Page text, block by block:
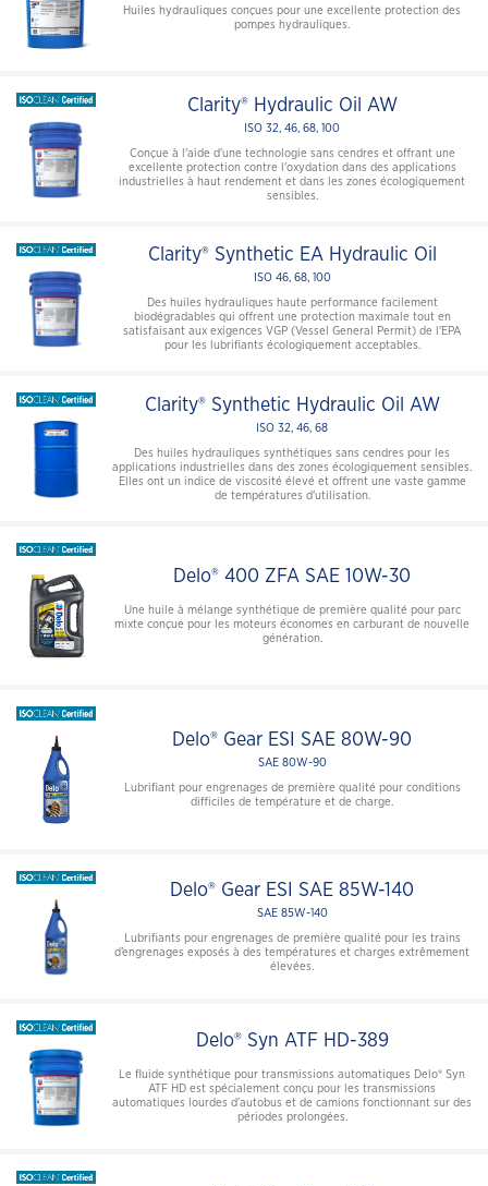
Huiles hydrauliques conçues pour une excellente protection des
pompes hydrauliques.
Clarity® Hydraulic Oil AW
ISO 32, 46, 68, 100
Conçue à l'aide d'une technologie sans cendres et offrant une
excellente protection contre l'oxydation dans des applications
industrielles à haut rendement et dans les zones écologiquement
sensibles.
Clarity® Synthetic EA Hydraulic Oil
ISO 46, 68, 100
Des huiles hydrauliques haute performance facilement
biodégradables qui offrent une protection maximale tout en
satisfaisant aux exigences VGP (Vessel General Permit) de l'EPA
pour les lubrifiants écologiquement acceptables.
Clarity® Synthetic Hydraulic Oil AW
ISO 32, 46, 68
Des huiles hydrauliques synthétiques sans cendres pour les
applications industrielles dans des zones écologiquement sensibles.
Elles ont un indice de viscosité élevé et offrent une vaste gamme
de températures d'utilisation.
Delo® 400 ZFA SAE 10W-30
Une huile à mélange synthétique de première qualité pour parc
mixte conçue pour les moteurs économes en carburant de nouvelle
génération.
Delo® Gear ESI SAE 80W-90
SAE 80W-90
Lubrifiant pour engrenages de première qualité pour conditions
difficiles de température et de charge.
Delo® Gear ESI SAE 85W-140
SAE 85W-140
Lubrifiants pour engrenages de première qualité pour les trains
d’engrenages exposés à des températures et charges extrêmement
élevées.
Delo® Syn ATF HD-389
Le fluide synthétique pour transmissions automatiques Delo® Syn
ATF HD est spécialement conçu pour les transmissions
automatiques lourdes d’autobus et de camions fonctionnant sur des
périodes prolongées.